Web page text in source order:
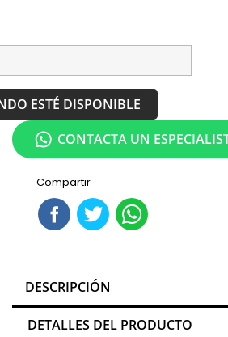
ESTÉ DISPONIBLE
Compartir
CONTACTA UN
DESCRIPCIÓN
DETALLES DEL PRODUCTO